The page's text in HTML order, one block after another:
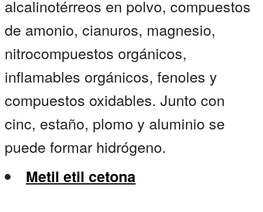
alcalinotérreos en polvo, compuestos
de amonio, cianuros, magnesio,
nitrocompuestos orgánicos,
inflamables orgánicos, fenoles y
compuestos oxidables. Junto con
cinc, estaño, plomo y aluminio se
puede formar hidrógeno.
Metil etil cetona